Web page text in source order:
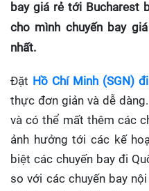
bay giá rẻ tới Bucharest
cho mình chuyến bay
nhất.
Đặt Hồ Chí Minh (SGN)
thực đơn giản và dễ
và có thể mất thêm các
ảnh hưởng tới các kế
biệt các chuyến bay đi
so với các chuyến bay